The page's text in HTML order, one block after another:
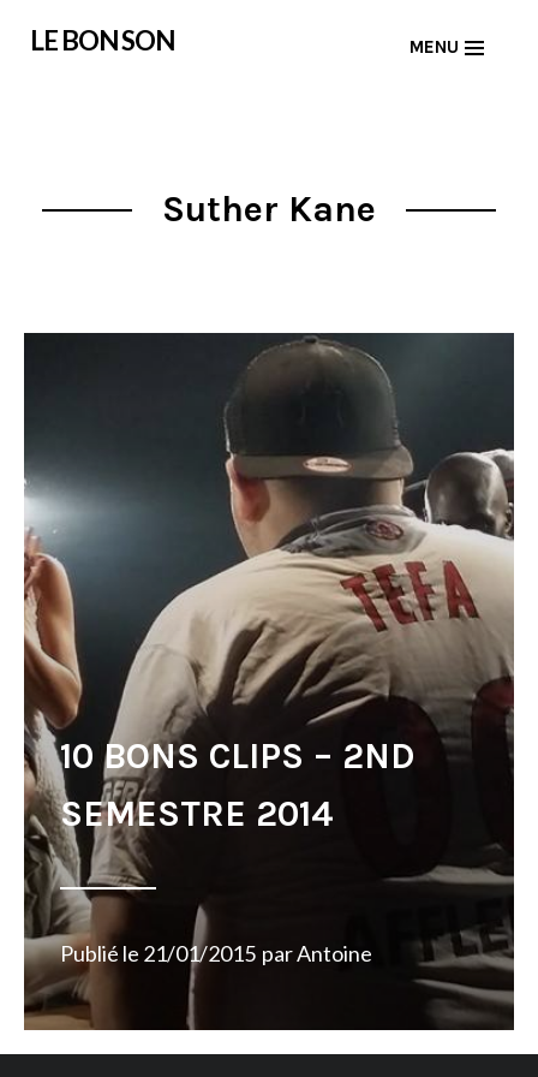
LE BON SON MENU
Suther Kane
10 BONS CLIPS – 2ND
SEMESTRE 2014
Publié le 21/01/2015 parAntoine